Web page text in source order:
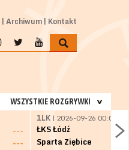
Archiwum Kontakt
WSZYSTKIE ROZGRYWKI
---
---
1LK | 2026-09-26 00:00
ŁKS Łódź
Sparta Ziębice